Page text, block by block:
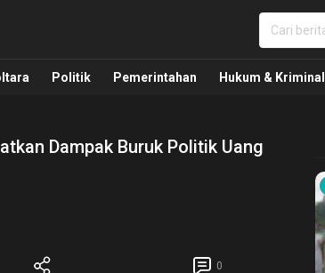
Hukum Kriminal dan Nasional
Politik Pemerintahan Hukum & Kriminal
Dampak Buruk Politik Uang
0